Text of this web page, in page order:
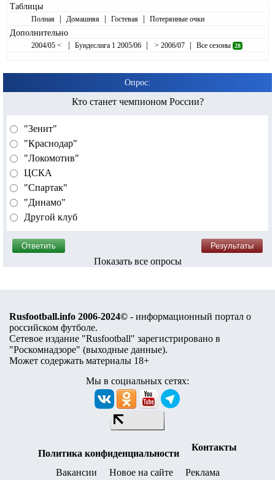
Таблицы
Полная | Домашняя | Гостевая | Потерянные очки
Дополнительно
2004/05 < | Бундеслига 1 2005/06 | > 2006/07 | Все сезоны 28
Опрос:
Кто станет чемпионом России?
"Зенит"
"Краснодар"
"Локомотив"
ЦСКА
"Спартак"
"Динамо"
Другой клуб
Показать все опросы
Rusfootball.info 2006-2024© - информационный портал о
российском футболе.
Сетевое издание "Rusfootball" зарегистрировано в
"Роскомнадзоре" (выходные данные).
Может содержать материалы 18+
Мы в социальных сетях:
Политика конфиденциальности
Контакты
Вакансии Новое на сайте Реклама